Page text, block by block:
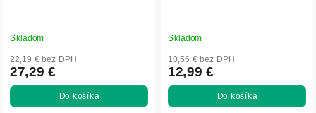
Skladom
22,19 € bez DPH
27,29 €
Do košíka
Skladom
10,56 € bez DPH
12,99 €
Do košíka